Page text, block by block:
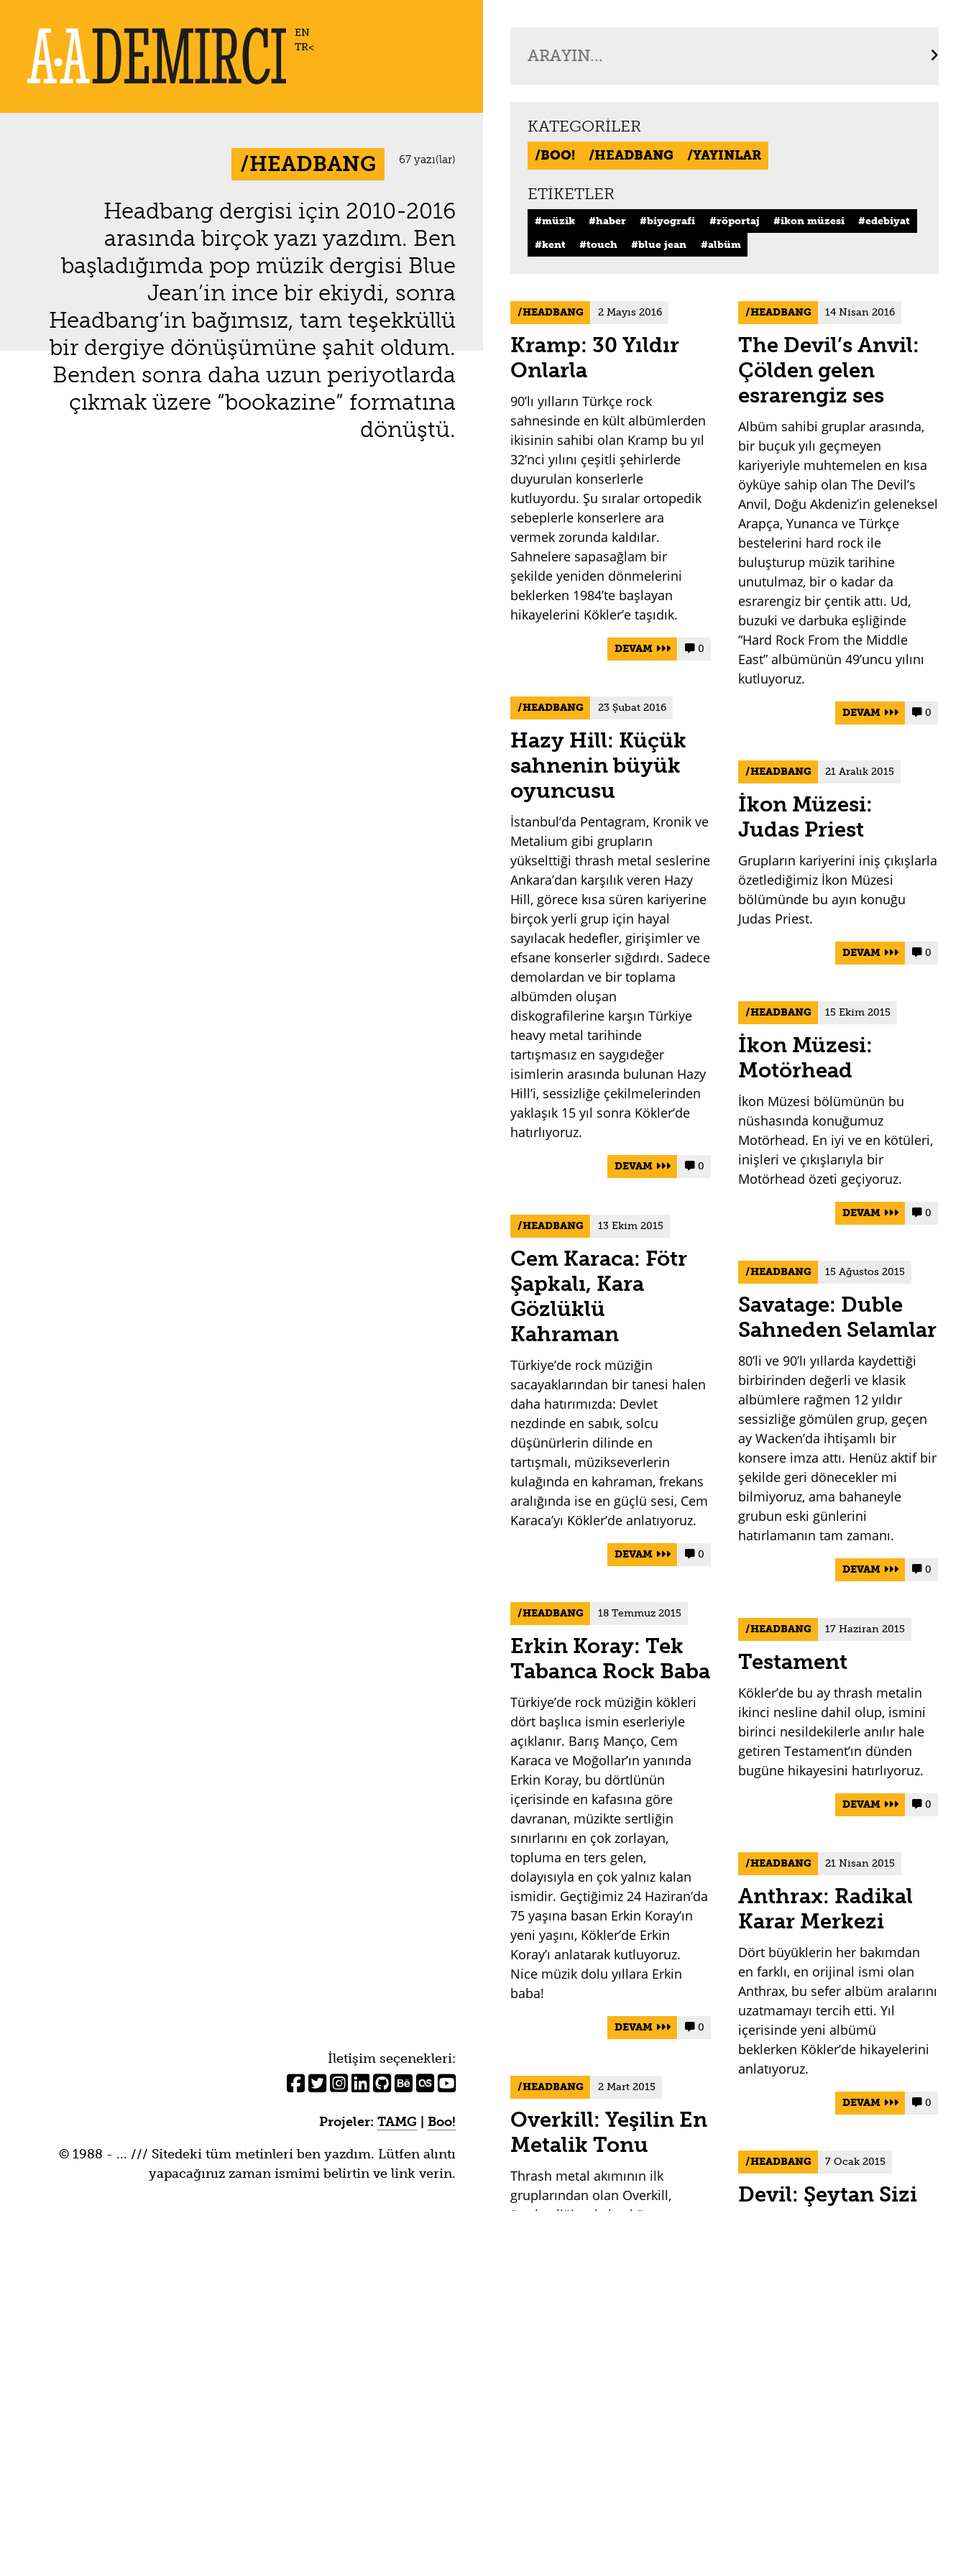
EN
TR
/HEADBANG 67 yazı(lar)
Headbang dergisi için 2010-2016
arasında birçok yazı yazdım. Ben
başladığımda pop müzik dergisi Blue
Jean’in ince bir ekiydi, sonra
Headbang’in bağımsız, tam teşekküllü
bir dergiye dönüşümüne şahit oldum.
Benden sonra daha uzun periyotlarda
çıkmak üzere “bookazine” formatına
dönüştü.
KATEGORILER
BOO! HEADBANG YAYINLAR
ETIKETLER
müzik haber biyografi röportaj ikon müzesi
edebiyat
kent
touch blue jean albüm
HEADBANG 2 Mayıs 2016
Kramp: 30 Yıldır
Onlarla
90’lı yılların Türkçe rock
sahnesinde en kült albümlerden
ikisinin sahibi olan Kramp bu yıl
32’nci yılını çeşitli şehirlerde
duyurulan konserlerle
kutluyordu. Şu sıralar ortopedik
sebeplerle konserlere ara
vermek zorunda kaldılar.
Sahnelere sapasağlam bir
şekilde yeniden dönmelerini
beklerken 1984’te başlayan
hikayelerini Kökler’e taşıdık.
DEVAM  0
HEADBANG 14 Nisan 2016
The Devil’s Anvil:
Çölden gelen
esrarengiz ses
Albüm sahibi gruplar arasında,
bir buçuk yılı geçmeyen
kariyeriyle muhtemelen en kısa
öyküye sahip olan The Devil’s
Anvil, Doğu Akdeniz’in geleneksel
Arapça, Yunanca ve Türkçe
bestelerini hard rock ile
buluşturup müzik tarihine
unutulmaz, bir o kadar da
esrarengiz bir çentik attı. Ud,
buzuki ve darbuka eşliğinde
“Hard Rock From the Middle
East” albümünün 49’uncu yılını
kutluyoruz.
DEVAM   0
HEADBANG 23 Şubat 2016
Hazy Hill: Küçük
sahnenin büyük
oyuncusu
İstanbul’da Pentagram, Kronik ve
Metalium gibi grupların
yükselttiği thrash metal seslerine
Ankara’dan karşılık veren Hazy
Hill, görece kısa süren kariyerine
birçok yerli grup için hayal
sayılacak hedefler, girişimler ve
efsane konserler sığdırdı. Sadece
demolardan ve bir toplama
albümden oluşan
diskografilerine karşın Türkiye
heavy metal tarihinde
tartışmasız en saygıdeğer
isimlerin arasında bulunan Hazy
Hill’i, sessizliğe çekilmelerinden
yaklaşık 15 yıl sonra Kökler’de
hatırlıyoruz.
DEVAM  0
HEADBANG 21 Aralık 2015
İkon Müzesi:
Judas Priest
Grupların kariyerini iniş çıkışlarla
özetlediğimiz İkon Müzesi
bölümünde bu ayın konuğu
Judas Priest.
DEVAM   0
HEADBANG 15 Ekim 2015
İkon Müzesi:
Motörhead
İkon Müzesi bölümünün bu
nüshasında konuğumuz
Motörhead. En iyi ve en kötüleri,
inişleri ve çıkışlarıyla bir
Motörhead özeti geçiyoruz.
DEVAM 
0
HEADBANG
13 Ekim 2015
Cem Karaca: Fötr
Şapkalı, Kara
Gözlüklü
Kahraman
Türkiye’de rock müziğin
sacayaklarından bir tanesi halen
daha hatırımızda: Devlet
nezdinde en sabık, solcu
düşünürlerin dilinde en
tartışmalı, müzikseverlerin
kulağında en kahraman, frekans
aralığında ise en güçlü sesi, Cem
Karaca’yı Kökler’de anlatıyoruz.
DEVAM  0
HEADBANG 15 Ağustos 2015
Savatage: Duble
Sahneden Selamlar
80’li ve 90’lı yıllarda kaydettiği
birbirinden değerli ve klasik
albümlere rağmen 12 yıldır
sessizliğe gömülen grup, geçen
ay Wacken’da ihtişamlı bir
konsere imza attı. Henüz aktif bir
şekilde geri dönecekler mi
bilmiyoruz, ama bahaneyle
grubun eski günlerini
hatırlamanın tam zamanı.
DEVAM   0
HEADBANG 18 Temmuz 2015
Erkin Koray: Tek
Tabanca Rock Baba
Türkiye’de rock müziğin kökleri
dört başlıca ismin eserleriyle
açıklanır. Barış Manço, Cem
Karaca ve Moğollar’ın yanında
Erkin Koray, bu dörtlünün
içerisinde en kafasına göre
davranan, müzikte sertliğin
sınırlarını en çok zorlayan,
topluma en ters gelen,
dolayısıyla en çok yalnız kalan
ismidir. Geçtiğimiz 24 Haziran’da
75 yaşına basan Erkin Koray’ın
yeni yaşını, Kökler’de Erkin
Koray’ı anlatarak kutluyoruz.
Nice müzik dolu yıllara Erkin
baba!
DEVAM  0
HEADBANG 17 Haziran 2015
Testament
Kökler’de bu ay thrash metalin
ikinci nesline dahil olup, ismini
birinci nesildekilerle anılır hale
getiren Testament’ın dünden
bugüne hikayesini hatırlıyoruz.
DEVAM  0
HEADBANG 21 Nisan 2015
Anthrax: Radikal
Karar Merkezi
Dört büyüklerin her bakımdan
en farklı, en orijinal ismi olan
Anthrax, bu sefer albüm aralarını
uzatmamayı tercih etti. Yıl
içerisinde yeni albümü
beklerken Kökler’de hikayelerini
anlatıyoruz.
DEVAM   0
HEADBANG 2 Mart 2015
Overkill: Yeşilin En
Metalik Tonu
Thrash metal akımının ilk
gruplarından olan Overkill,
üretkenliği, çalışkanlığı ve
HEADBANG 7 Ocak 2015
Devil: Şeytan Sizi
İletişim seçenekleri:
Projeler: TAMG | Boo!
© 1988 - ... /// Sitedeki tüm metinleri ben yazdım. Lütfen alıntı
yapacağınız zaman ismimi belirtin ve link verin.